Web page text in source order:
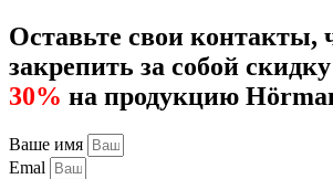
Оставьте свои контакты,
закрепить за собой скидку
30% на продукцию
Ваше имя
Emal